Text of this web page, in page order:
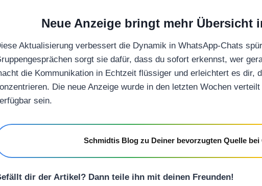
Neue Anzeige bringt mehr Übersicht
Aktualisierung verbessert die Dynamik in WhatsApp-Chats
sorgt sie dafür, dass du sofort erkennst, wer
die Kommunikation in Echtzeit flüssiger und erleichtert es dir,
Die neue Anzeige wurde in den letzten Wochen
sein.
Schmidtis Blog zu Deiner bevorzugten Quelle
dir der Artikel? Dann teile ihn mit deinen Freunden!